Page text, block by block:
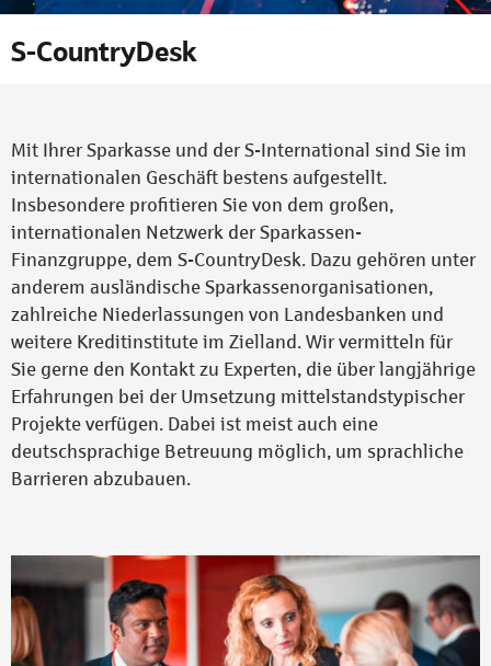
S-CountryDesk
Mit Ihrer Sparkasse und der S-International sind Sie im
internationalen Geschäft bestens aufgestellt.
Insbesondere profitieren Sie von dem großen,
internationalen Netzwerk der Sparkassen-
Finanzgruppe, dem S-CountryDesk. Dazu gehören unter
anderem ausländische Sparkassenorganisationen,
zahlreiche Niederlassungen von Landesbanken und
weitere Kreditinstitute im Zielland. Wir vermitteln für
Sie gerne den Kontakt zu Experten, die über langjährige
Erfahrungen bei der Umsetzung mittelstandstypischer
Projekte verfügen. Dabei ist meist auch eine
deutschsprachige Betreuung möglich, um sprachliche
Barrieren abzubauen.